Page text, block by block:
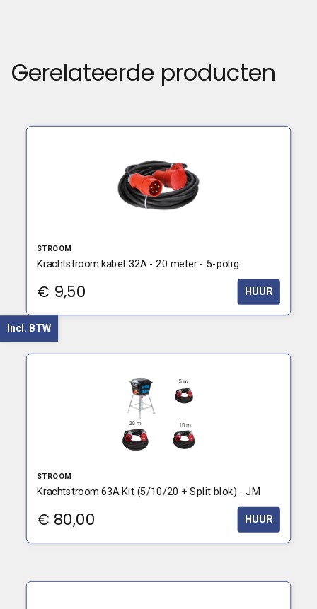
Gerelateerde producten
STROOM
Krachtstroom kabel 32A - 20 meter - 5-polig
€ 9,50 HUUR
STROOM
Krachtstroom 63A Kit (5/10/20 + Split blok) - JM
€ 80,00 HUUR
Incl. BTW